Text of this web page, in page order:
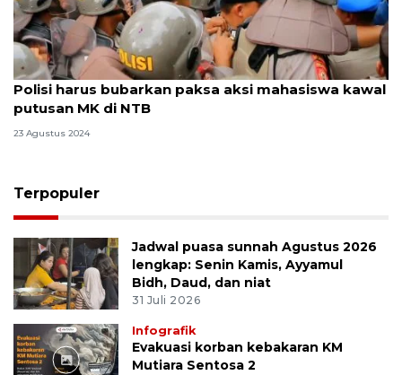
Polisi harus bubarkan paksa aksi mahasiswa kawal
putusan MK di NTB
23 Agustus 2024
Terpopuler
Jadwal puasa sunnah Agustus 2026
lengkap: Senin Kamis, Ayyamul
Bidh, Daud, dan niat
31 Juli 2026
Infografik
Evakuasi korban kebakaran KM
Mutiara Sentosa 2